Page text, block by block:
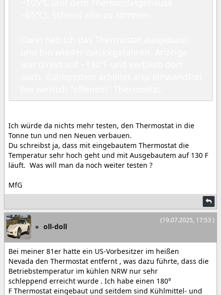
Ich würde da nichts mehr testen, den Thermostat in die
Tonne tun und nen Neuen verbauen.
Du schreibst ja, dass mit eingebautem Thermostat die
Temperatur sehr hoch geht und mit Ausgebautem auf 130 F
läuft. Was will man da noch weiter testen ?
MfG
(19.07.2025, 17:53 )
oll-doll
Bei meiner 81er hatte ein US-Vorbesitzer im heißen
Nevada den Thermostat entfernt , was dazu führte, dass die
Betriebstemperatur im kühlen NRW nur sehr
schleppend erreicht wurde . Ich habe einen 180°
F Thermostat eingebaut und seitdem sind Kühlmittel- und